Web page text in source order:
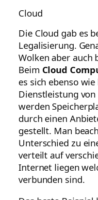
Cloud
Die Cloud gab es
Legalisierung.
Wolken aber auch
Beim Cloud
es sich ebenso
Dienstleistung
werden
durch einen
gestellt. Man
Unterschied zu
verteilt auf
Internet liegen
verbunden sind.